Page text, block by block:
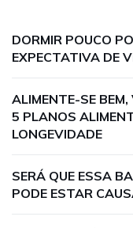
DORMIR POUCO
EXPECTATIVA DE
ALIMENTE-SE
5 PLANOS
LONGEVIDADE
SERÁ QUE ESSA
PODE ESTAR